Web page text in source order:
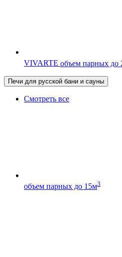
VIVARTE объем парных до
Печи для русской бани и сауны
Смотреть все
объем парных до 15м3